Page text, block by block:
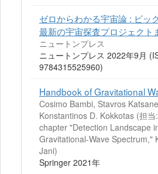
ゼロからわかる宇宙論 : ビッ
最新の宇宙探査プロジェクト
ニュートンプレス
ニュートンプレス 2022年9月
9784315525960)
Handbook of Gravitational
Cosimo Bambi, Stavros
Konstantinos D. Kokkotas (担
chapter "Detection Landscape
Gravitational-Wave Spectrum,"
Jani)
Springer 2021年